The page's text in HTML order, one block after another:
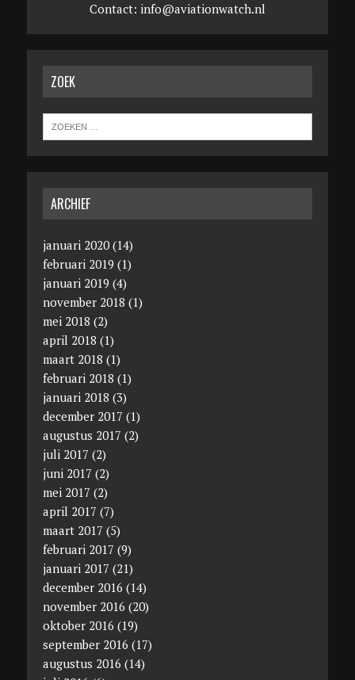
Contact: info@aviationwatch.nl
ZOEK
ARCHIEF
januari 2020(14)
februari 2019 (1)
januari 2019 (4)
november 2018 (1)
mei 2018 (2)
april 2018 (1)
maart 2018 (1)
februari 2018 (1)
januari 2018 (3)
december 2017 (1)
augustus 2017 (2)
juli 2017 (2)
juni 2017 (2)
mei 2017 (2)
april 2017 (7)
maart 2017 (5)
februari 2017 (9)
januari 2017 (21)
december 2016 (14)
november 2016 (20)
oktober 2016 (19)
september 2016 (17)
augustus 2016 (14)